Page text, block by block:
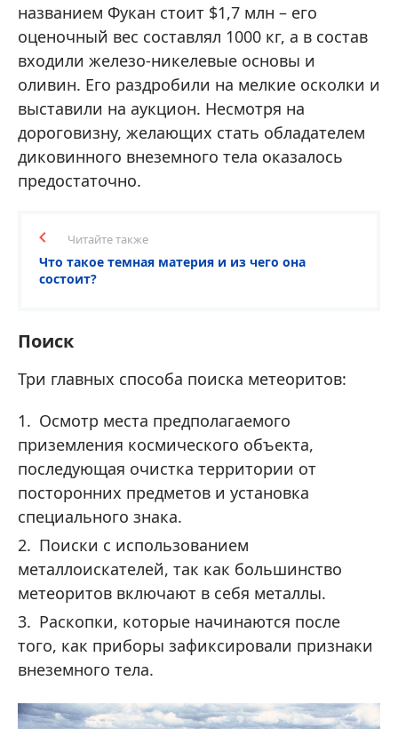
названием Фукан стоит $1,7 млн – его
оценочный вес составлял 1000 кг, а в состав
входили железо-никелевые основы и
оливин. Его раздробили на мелкие осколки и
выставили на аукцион. Несмотря на
дороговизну, желающих стать обладателем
диковинного внеземного тела оказалось
предостаточно.
Читайте также
Что такое темная материя и из чего она
состоит?
Поиск
Три главных способа поиска метеоритов:
Осмотр места предполагаемого
приземления космического объекта,
последующая очистка территории от
посторонних предметов и установка
специального знака.
Поиски с использованием
металлоискателей, так как большинство
метеоритов включают в себя металлы.
Раскопки, которые начинаются после
того, как приборы зафиксировали признаки
внеземного тела.